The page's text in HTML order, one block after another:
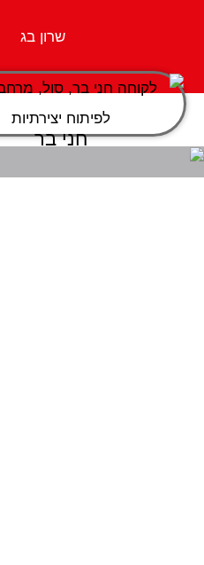
שרון בג
חני בר